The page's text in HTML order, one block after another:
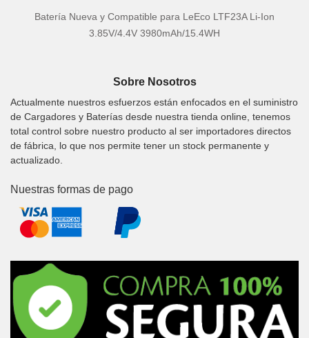
Batería Nueva y Compatible para LeEco LTF23A Li-Ion
3.85V/4.4V 3980mAh/15.4WH
Sobre Nosotros
Actualmente nuestros esfuerzos están enfocados en el suministro
de Cargadores y Baterías desde nuestra tienda online, tenemos
total control sobre nuestro producto al ser importadores directos
de fábrica, lo que nos permite tener un stock permanente y
actualizado.
Nuestras formas de pago